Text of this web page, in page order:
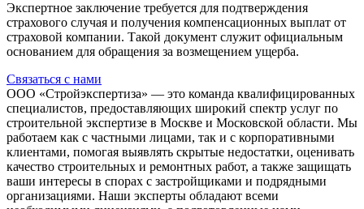
Экспертное заключение требуется для подтверждения
страхового случая и получения компенсационных выплат от
страховой компании. Такой документ служит официальным
основанием для обращения за возмещением ущерба.
Связаться с нами
ООО «Стройэкспертиза» — это команда квалифицированных
специалистов, предоставляющих широкий спектр услуг по
строительной экспертизе в Москве и Московской области. Мы
работаем как с частными лицами, так и с корпоративными
клиентами, помогая выявлять скрытые недостатки, оценивать
качество строительных и ремонтных работ, а также защищать
ваши интересы в спорах с застройщиками и подрядными
организациями. Наши эксперты обладают всеми